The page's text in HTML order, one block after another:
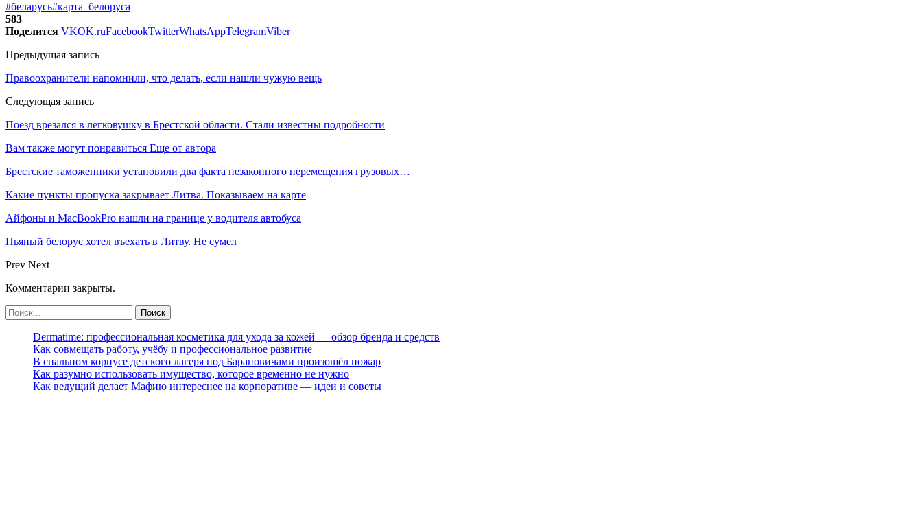
#беларусь#карта_белоруса
583
Поделится VKOK.ruFacebookTwitterWhatsAppTelegramViber
Предыдущая запись
Правоохранители напомнили, что делать, если нашли чужую вещь
Следующая запись
Поезд врезался в легковушку в Брестской области. Стали известны подробности
Вам также могут понравиться Еще от автора
Брестские таможенники установили два факта незаконного перемещения грузовых…
Какие пункты пропуска закрывает Литва. Показываем на карте
Айфоны и MacBookPro нашли на границе у водителя автобуса
Пьяный белорус хотел въехать в Литву. Не сумел
Prev Next
Комментарии закрыты.
Dermatime: профессиональная косметика для ухода за кожей — обзор бренда и средств
Как совмещать работу, учёбу и профессиональное развитие
В спальном корпусе детского лагеря под Барановичами произошёл пожар
Как разумно использовать имущество, которое временно не нужно
Как ведущий делает Мафию интереснее на корпоративе — идеи и советы